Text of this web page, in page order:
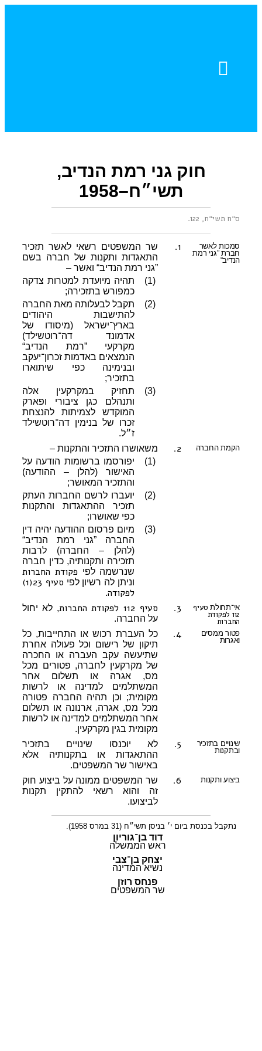
חוק גני רמת הנדיב,
תשי״ח–1958
ס״ח תשי״ח, 122 .
1.
סמכות לאשר
חברת ”גני רמת
הנדיב“
שר המשפטים רשאי לאשר תזכיר
התאגדות ותקנות של חברה בשם
”גני רמת הנדיב“ ואשר –
(1)
תהיה מיועדת למטרות צדקה
כמפורש בתזכירה;
(2)
תקבל לבעלותה מאת החברה
להתישבות היהודים
בארץ־ישראל (מיסודו של
אדמונד דה־רוטשילד)
מקרקעי ”רמת הנדיב“
הנמצאים באדמות זכרון־יעקב
ובנימינה כפי שיתוארו
בתזכיר;
(3)
תחזיק במקרקעין אלה
ותנהלם כגן ציבורי ופארק
המוקדש לצמיתות להנצחת
זכרו של בנימין דה־רוטשילד
ז״ל.
2. הקמת החברה
משאושרו התזכיר והתקנות –
(1)
יפורסמו ברשומות הודעה על
האישור (להלן – ההודעה)
והתזכיר המאושר;
(2)
יועברו לרשם החברות העתק
תזכיר ההתאגדות והתקנות
כפי שאושרו;
(3)
מיום פרסום ההודעה יהיה דין
החברה ”גני רמת הנדיב“
(להלן – החברה) לרבות
תזכירה ותקנותיה, כדין חברה
שנרשמה לפי פקודת החברות
וניתן לה רשיון לפי
סעיף 23(1)
לפקודה.
3. אי־תחולת סעיף
112 לפקודת
החברות
סעיף 112 לפקודת החברות
, לא יחול
על החברה.
4.
פטור ממסים
ואגרות
כל העברת רכוש או התחייבות, כל
תיקון של רישום וכל פעולה אחרת
שתיעשה עקב העברה או החכרה
של מקרקעין לחברה, פטורים מכל
מס, אגרה או תשלום אחר
המשתלמים למדינה או לרשות
מקומית; וכן תהיה החברה פטורה
מכל מס, אגרה, ארנונה או תשלום
אחר המשתלמים למדינה או לרשות
מקומית בגין מקרקעין.
5.
שינויים בתזכיר
ובתקנות
לא יוכנסו שינויים בתזכיר
ההתאגדות או בתקנותיה אלא
באישור שר המשפטים.
6. ביצוע ותקנות
שר המשפטים ממונה על ביצוע חוק
זה והוא רשאי להתקין תקנות
לביצועו.
נתקבל בכנסת ביום י׳ בניסן תשי״ח (31 במרס 1958).
דוד בן־גוריון
ראש הממשלה
פנחס רוזן
שר המשפטים
יצחק בן־צבי
נשיא המדינה